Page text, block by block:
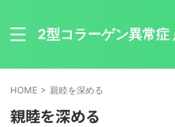
2型コラーゲン異常症
HOME > 親睦を深める
親睦を深める